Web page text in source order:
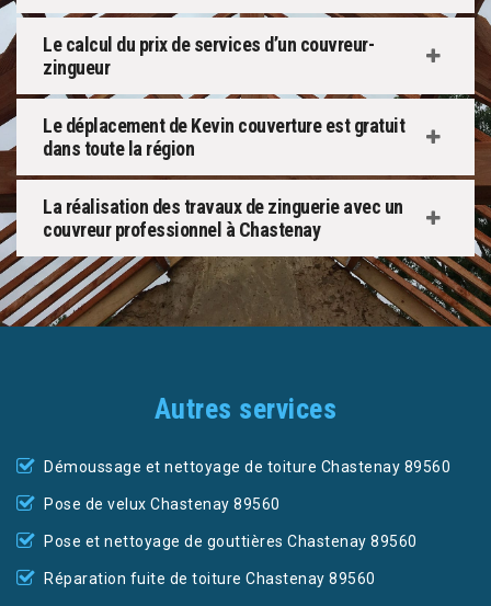
Le calcul du prix de services d’un couvreur-
zingueur
Le déplacement de Kevin couverture est gratuit
dans toute la région
La réalisation des travaux de zinguerie avec un
couvreur professionnel à Chastenay
Autres services
Démoussage et nettoyage de toiture Chastenay 89560
Pose de velux Chastenay 89560
Pose et nettoyage de gouttières Chastenay 89560
Réparation fuite de toiture Chastenay 89560